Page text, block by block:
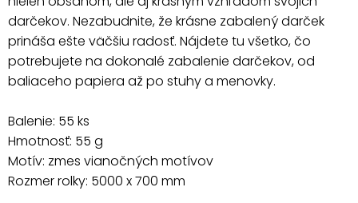
darčekov. Nezabudnite, že krásne zabalený darček
prináša ešte väčšiu radosť. Nájdete tu všetko, čo
potrebujete na dokonalé zabalenie darčekov, od
baliaceho papiera až po stuhy a menovky.
Balenie: 55 ks
Hmotnosť: 55 g
Motív: zmes vianočných motívov
Rozmer rolky: 5000 x 700 mm